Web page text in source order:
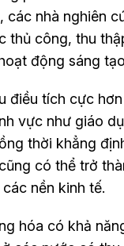
nhà nghiên
công, thu
động sáng
điều tích cực
vực như giáo
thời khẳng
có thể trở
nền kinh tế.
hóa có khả